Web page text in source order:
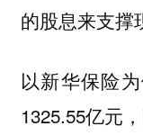
的股息来支撑
以新华保险
1325.55亿元